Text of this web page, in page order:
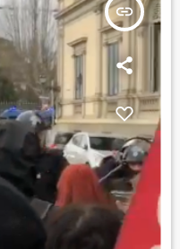
insert_link